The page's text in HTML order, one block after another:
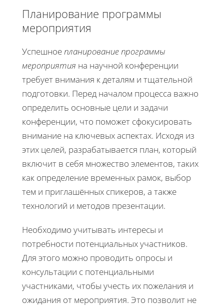
Планирование программы
мероприятия
Успешноепланирование программы
мероприятия на научной конференции
требует внимания к деталям и тщательной
подготовки. Перед началом процесса важно
определить основные цели и задачи
конференции, что поможет сфокусировать
внимание на ключевых аспектах. Исходя из
этих целей, разрабатывается план, который
включит в себя множество элементов, таких
как определение временных рамок, выбор
тем и приглашённых спикеров, а также
технологий и методов презентации.
Необходимо учитывать интересы и
потребности потенциальных участников.
Для этого можно проводить опросы и
консультации с потенциальными
участниками, чтобы учесть их пожелания и
ожидания от мероприятия. Это позволит не